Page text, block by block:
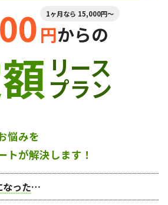
1ヶ月なら 15,000円～
円からの
リース
プラン
悩みを
トが解決します！
った…